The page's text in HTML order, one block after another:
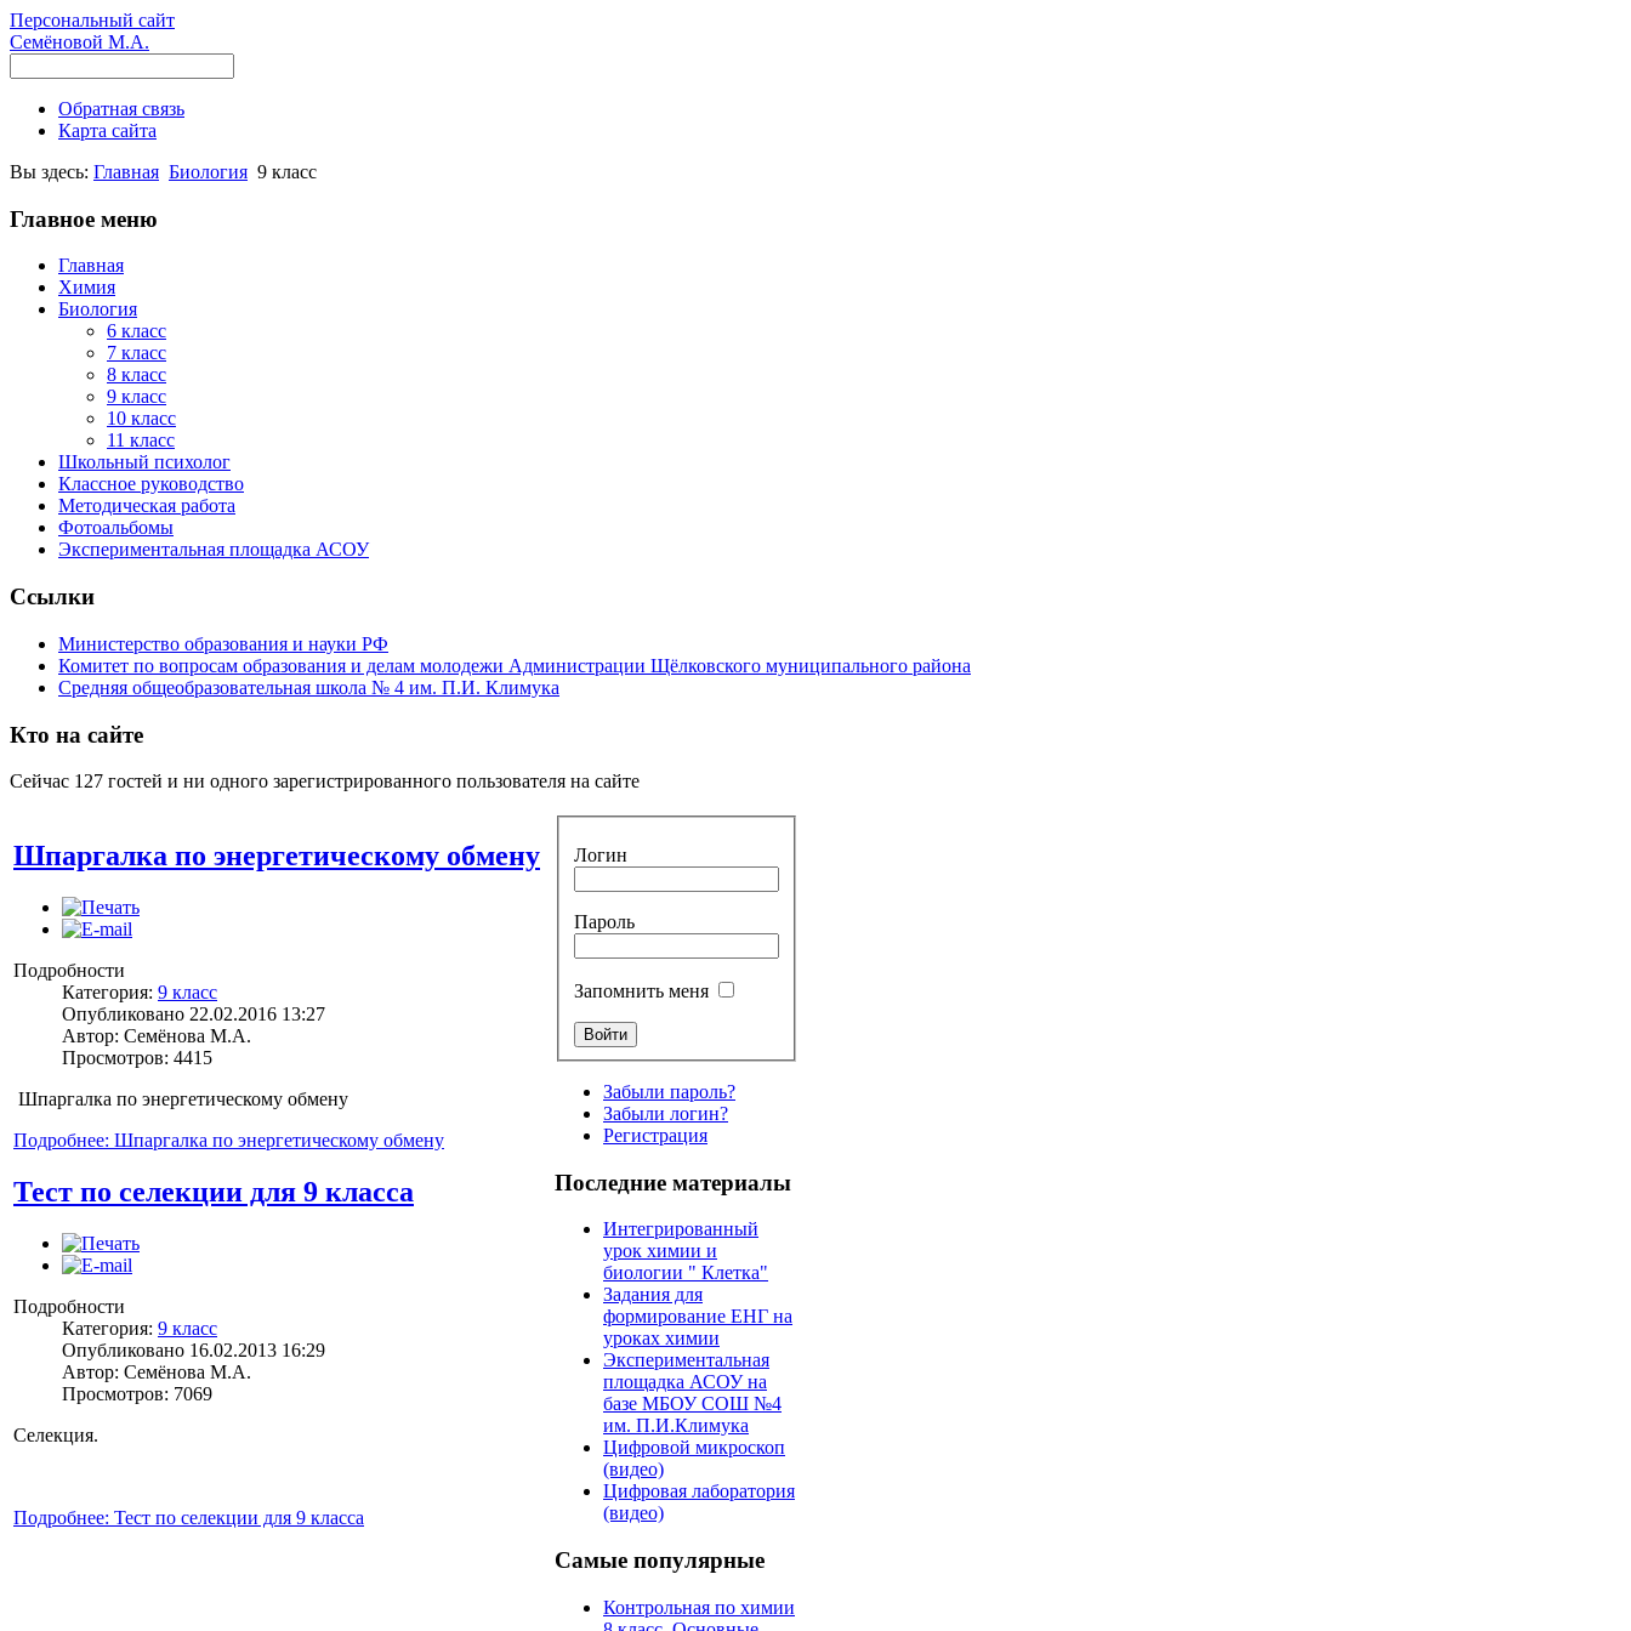
Персональный сайт
Семёновой М.А.
Обратная связь
Карта сайта
Вы здесь: Главная Биология 9 класс
Главное меню
Главная
Химия
Биология
6 класс
7 класс
8 класс
9 класс
10 класс
11 класс
Школьный психолог
Классное руководство
Методическая работа
Фотоальбомы
Экспериментальная площадка АСОУ
Ссылки
Министерство образования и науки РФ
Комитет по вопросам образования и делам молодежи Администрации Щёлковского муниципального района
Средняя общеобразовательная школа № 4 им. П.И. Климука
Кто на сайте
Сейчас 127 гостей и ни одного зарегистрированного пользователя на сайте
Шпаргалка по энергетическому обмену
Подробности
Категория: 9 класс
Опубликовано 22.02.2016 13:27
Автор: Семёнова М.А.
Просмотров: 4415
Шпаргалка по энергетическому обмену
Подробнее: Шпаргалка по энергетическому обмену
Тест по селекции для 9 класса
Подробности
Категория: 9 класс
Опубликовано 16.02.2013 16:29
Автор: Семёнова М.А.
Просмотров: 7069
Селекция.
Подробнее: Тест по селекции для 9 класса
Логин
Пароль
Запомнить меня
Забыли пароль?
Забыли логин?
Регистрация
Последние материалы
Интегрированный
урок химии и
биологии " Клетка"
Задания для
формирование ЕНГ на
уроках химии
Экспериментальная
площадка АСОУ на
базе МБОУ СОШ №4
им. П.И.Климука
Цифровой микроскоп
(видео)
Цифровая лаборатория
(видео)
Самые популярные
Контрольная по химии